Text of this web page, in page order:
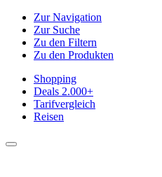
Zur Navigation
Zur Suche
Zu den Filtern
Zu den Produkten
Shopping
Deals 2.000+
Tarifvergleich
Reisen